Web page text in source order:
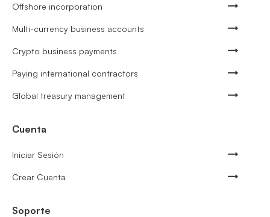
Offshore incorporation
Multi-currency business accounts
Crypto business payments
Paying international contractors
Global treasury management
Cuenta
Iniciar Sesión
Crear Cuenta
Soporte